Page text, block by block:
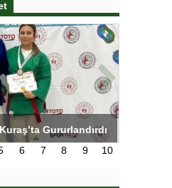
Gururlandırdı
6 7 8 9 10